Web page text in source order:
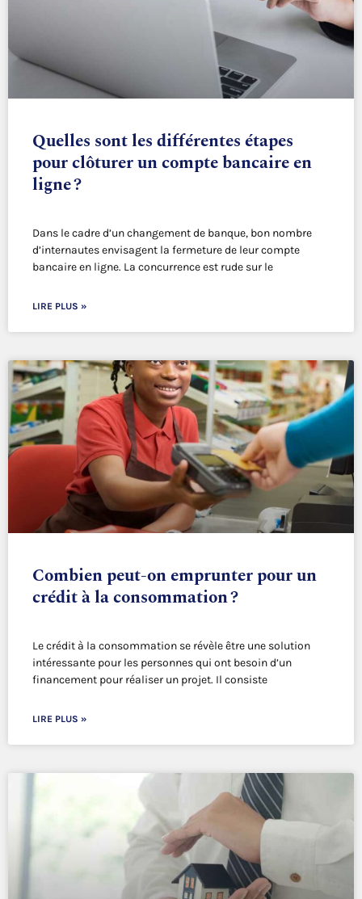
Quelles sont les différentes étapes
pour clôturer un compte bancaire en
ligne ?
Dans le cadre d’un changement de banque, bon nombre
d’internautes envisagent la fermeture de leur compte
bancaire en ligne. La concurrence est rude sur le
LIRE PLUS »
Combien peut-on emprunter pour un
crédit à la consommation ?
Le crédit à la consommation se révèle être une solution
intéressante pour les personnes qui ont besoin d’un
financement pour réaliser un projet. Il consiste
LIRE PLUS »